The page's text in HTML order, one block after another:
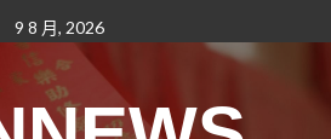
9 8 月, 2026